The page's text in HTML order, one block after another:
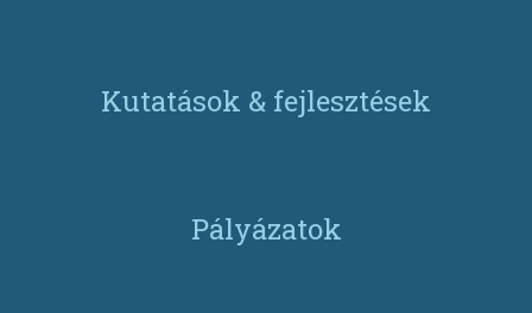
Kutatások & fejlesztések
Pályázatok